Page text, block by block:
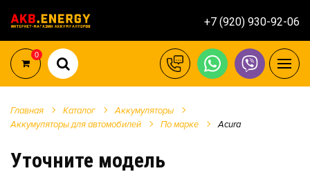
+7 (920) 930-92-06
0
Главная Каталог
Аккумуляторы
Аккумуляторы для автомобилей
По марке Acura
Уточните модель